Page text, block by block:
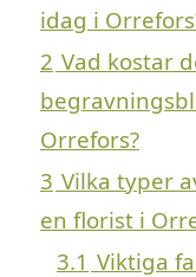
idag i
2 Vad kostar
Orrefors?
3 Vilka typer
en florist i
3.1 Viktiga